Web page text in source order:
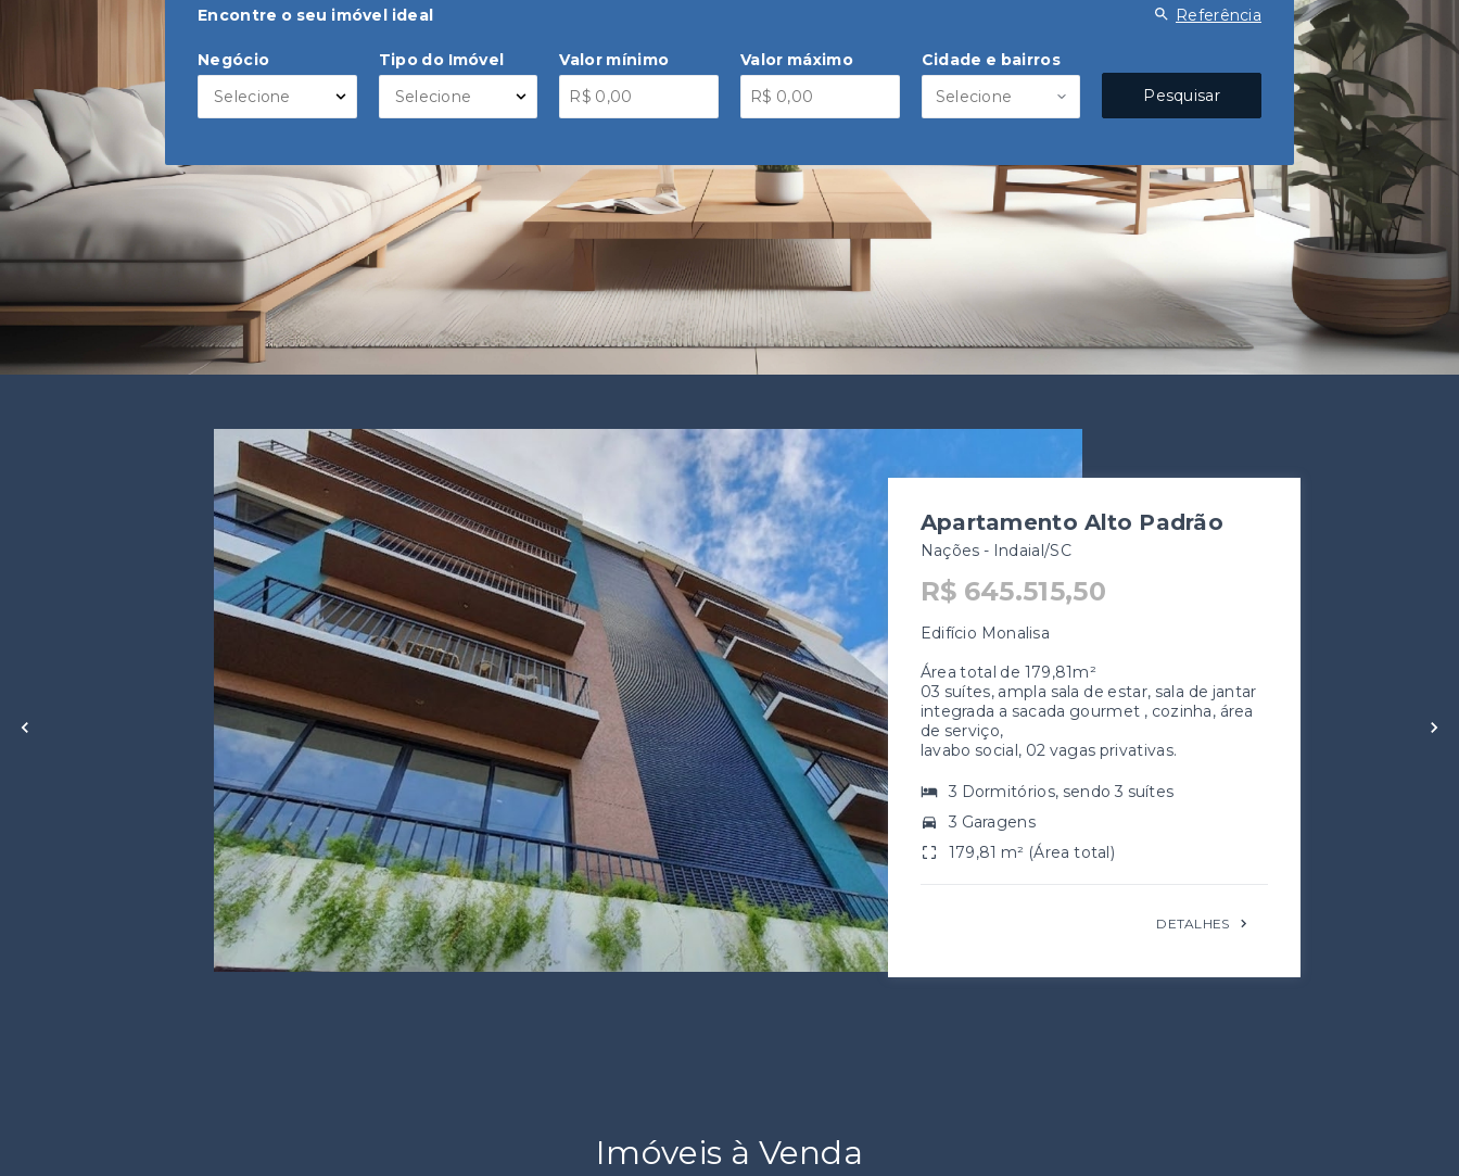
Encontre o seu imóvel ideal Referência
Negócio
Selecione
Tipo do Imóvel
Selecione
Valor mínimo Valor máximo
Cidade e bairros
Selecione
Pesquisar
Pronto para morar
Sítio
Ilse - Ascurra/SC
SÍTIO PARA COMPRAR NO BAIRRO ILSE
LOCALIZADO NA DIVISA DE INDAIAL COM ASCURRA
ESTRADA GERAL ILSE GRANDE - SN ASCURRA-SC
VALOR
R$ 980.000,00
REF. 1668-V
3 quarto s 2vagas
na garagem
Imobiliária Médio CRECIp
R$980.000,00 VER MAIS DETALHES